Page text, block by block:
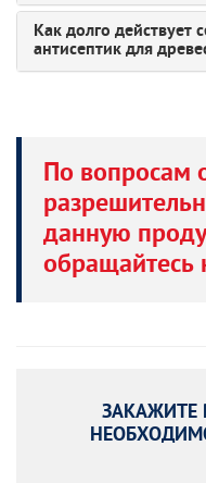
Как долго действует
антисептик для
По вопросам
данную
обращайтесь
ЗАКАЖИТЕ